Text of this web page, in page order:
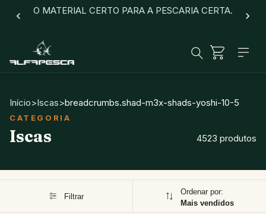
O MATERIAL CERTO PARA A PESCARIA CERTA.
Início>Iscas>breadcrumbs.shad-m3x-shads-yoshi-10-5
Iscas 4523 produtos
Filtrar
Ordenar por:
Mais vendidos